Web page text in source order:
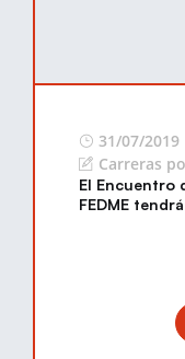
31/07/2019
Carreras
El Encuentro
FEDME